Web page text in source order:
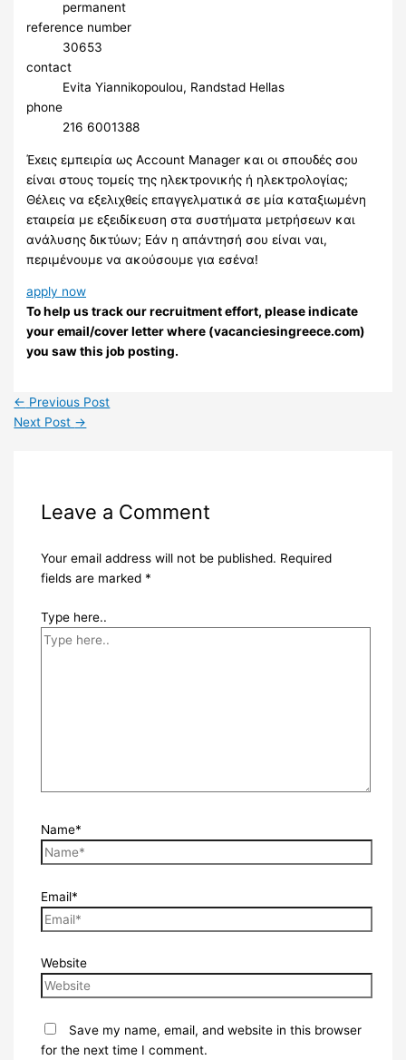
permanent
reference number
30653
contact
Evita Yiannikopoulou, Randstad Hellas
phone
216 6001388
Έxεις εμπειρία ως Account Manager και οι σπουδές σου
είναι στους τομείς της ηλεκτρονικής ή ηλεκτρολογίας;
Θέλεις να εξελιχθείς επαγγελματικά σε μία καταξιωμένη
εταιρεία με εξειδίκευση στα συστήματα μετρήσεων και
ανάλυσης δικτύων; Εάν η απάντησή σου είναι ναι,
περιμένουμε να ακούσουμε για εσένα!
apply now
To help us track our recruitment effort, please indicate
your email/cover letter where (vacanciesingreece.com)
you saw this job posting.
← Previous Post
Next Post →
Leave a Comment
Your email address will not be published. Required
fields are marked *
Type here..
Name*
Email*
Website
Save my name, email, and website in this browser
for the next time I comment.